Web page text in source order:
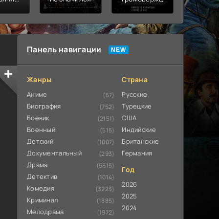
Панель навигации
Жанры
Аниме (57)
Биография (752)
Боевик (2151)
Военный (515)
Детский (1007)
Документальный (293)
Драма (5615)
Детектив (1014)
Комедия (3223)
Криминал (1885)
Мелодрама (1972)
Страна
Русские
Турецкие
США
Индийские
Британские
Германия
Год
2026
2025
2024